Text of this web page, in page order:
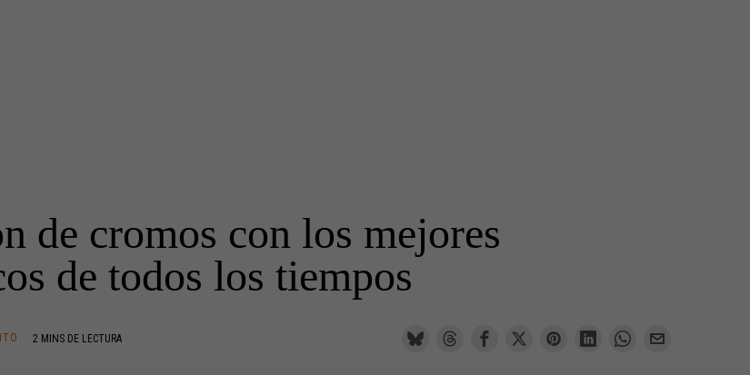
de cromos con los mejores
de todos los tiempos
2 MINS DE LECTURA